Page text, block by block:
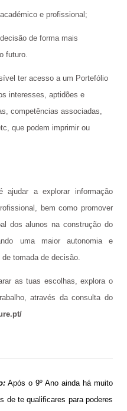
e profissional;
de forma mais
futuro.
ter acesso a um Portefólio
interesses, aptidões e
competências associadas,
que podem imprimir ou
a explorar informação
bem como promover
dos alunos na construção do
uma maior autonomia e
tomada de decisão.
as tuas escolhas, explora o
através da consulta do
Após o 9º Ano ainda há muito
de te qualificares para poderes